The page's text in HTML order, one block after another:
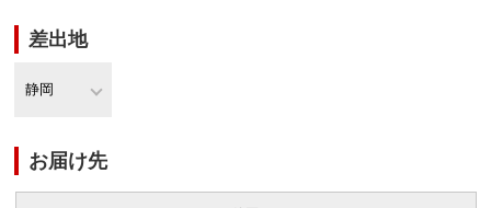
差出地
お届け先